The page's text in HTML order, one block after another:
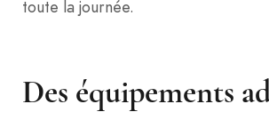
toute la journée.
Des équipements